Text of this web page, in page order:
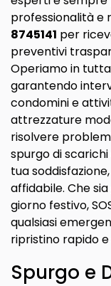
professionalità e
8745141 per
preventivi
Operiamo in
garantendo
condomini e
attrezzature
risolvere
spurgo di
tua
affidabile. Che
giorno festivo,
qualsiasi
ripristino rapido
Spurgo e